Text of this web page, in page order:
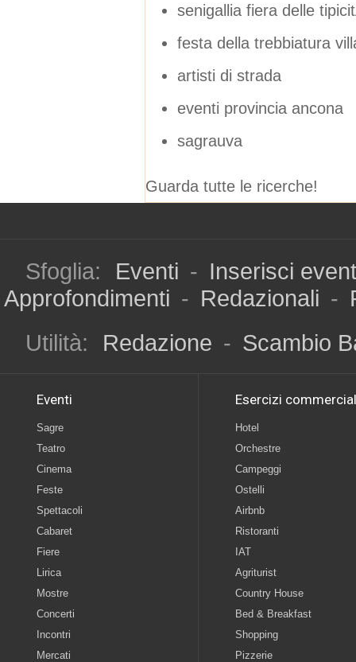
senigallia fiera delle
festa della trebbiatura
artisti di strada
eventi provincia ancona
sagrauva
Guarda tutte le ricerche!
Sfoglia: Eventi - Inserisci
Approfondimenti - Redazionali -
Utilità:
Redazione - Scambio
Eventi
Sagre
Teatro
Cinema
Feste
Spettacoli
Cabaret
Fiere
Lirica
Mostre
Concerti
Incontri
Mercati
Esercizi
Hotel
Orchestre
Campeggi
Ostelli
Airbnb
Ristoranti
IAT
Agriturist
Country House
Bed & Breakfast
Shopping
Pizzerie